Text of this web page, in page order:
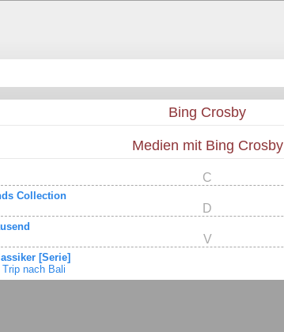
Bing Crosby
Medien mit Bing Crosby
C
Collection
D
V
[Serie]
nach Bali